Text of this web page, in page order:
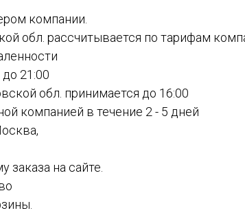
компании.
обл. рассчитывается по тарифам
21:00
обл. принимается до 16:00
компанией в течение 2 - 5 дней
заказа на сайте.